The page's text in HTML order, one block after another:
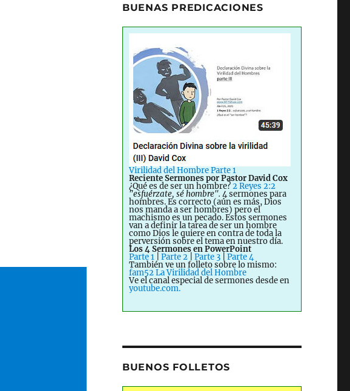
BUENAS PREDICACIONES
Virilidad del Hombre Parte 1
Reciente Sermones por Pastor David Cox
¿Qué es de ser un hombre?2 Reyes 2:2
"esfuérzate, sé hombre". 4 sermones para
hombres. Es correcto (aún es más, Dios
nos manda a ser hombres) pero el
machismo es un pecado. Estos sermones
van a definir la tarea de ser un hombre
como Dios le quiere en contra de toda la
perversión sobre el tema en nuestro día.
Los 4 Sermones en PowerPoint
Parte 1| Parte 2| Parte 3| Parte 4
También ve un folleto sobre lo mismo:
fam52 La Virilidad del Hombre
Ve el canal especial de sermones desde en
youtube.com.
BUENOS FOLLETOS